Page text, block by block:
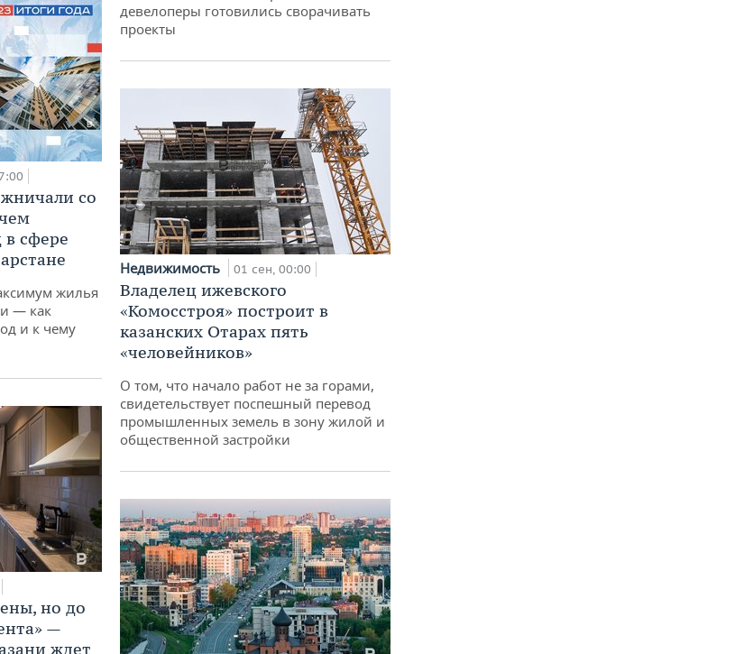
со
в сфере
жилья
— как
и к чему
но до
—
ждет
девелоперы готовились сворачивать
проекты
Недвижимость 01 сен, 00:00
Владелец ижевского
«Комосстроя» построит в
казанских Отарах пять
«человейников»
О том, что начало работ не за горами,
свидетельствует поспешный перевод
промышленных земель в зону жилой и
общественной застройки